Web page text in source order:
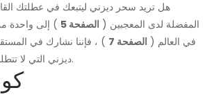
هل تريد سحر ديزني ليتبعك في عطلتك
المفضلة لدى المعجبين ( الصفحة 5
) إلى واحدة
في العالم ( الصفحة 7
) ، فإننا نشارك في
ديزني التي لا تتطلب الدخول إلى المنتزه.
1.